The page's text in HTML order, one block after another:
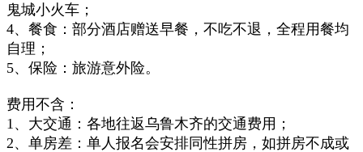
鬼城小火车；
4、 餐食： 部分酒店赠送早餐，不吃不退，全程用餐均
自理；
5、 保险：旅游意外险。
费用不含：
1、大交通：各地往返乌鲁木齐的交通费用；
2、 单房差： 单人报名会安排同性拼房，如拼房不成或